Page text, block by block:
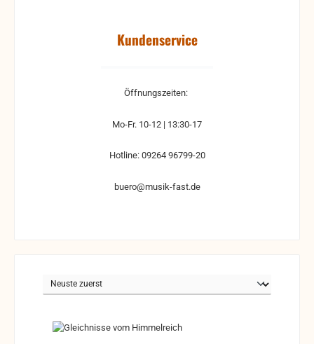
Kundenservice
Öffnungszeiten:
Mo-Fr. 10-12 | 13:30-17
Hotline: 09264 96799-20
buero@musik-fast.de